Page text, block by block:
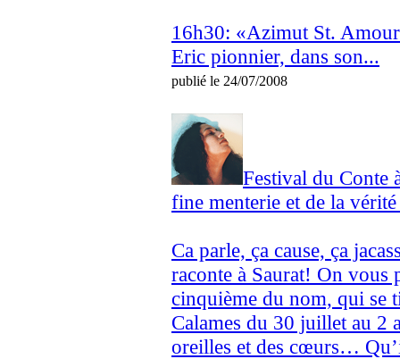
16h30: «Azimut St.
Eric pionnier, dans son...
publié le 24/07/2008
Festival du Conte
fine menterie et de la
Ca parle, ça cause, ça
raconte à Saurat! On vous
cinquième du nom, qui se
Calames du 30 juillet au 2
oreilles et des cœurs…